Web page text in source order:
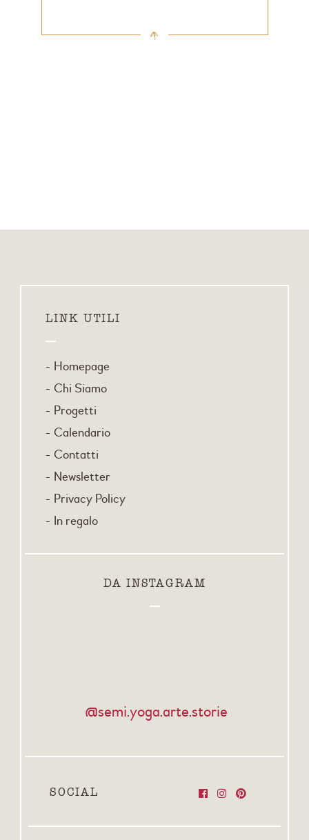
LINK UTILI
Homepage
Chi Siamo
Progetti
Calendario
Contatti
Newsletter
Privacy Policy
In regalo
DA INSTAGRAM
@semi.yoga.arte.storie
SOCIAL